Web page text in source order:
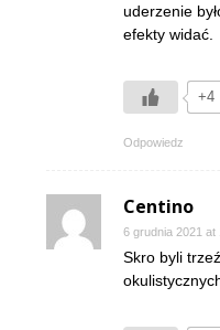
uderzenie
efekty widać.
+4
Odpowiedz
Centino
6 grudnia 2021 at
Skro byli